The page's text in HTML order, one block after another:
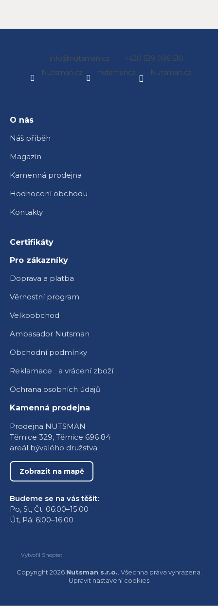
info@nutsman.cz
+420 539 096 510
Nutsman.cz
nutsmancz Nutsman.cz
O nás
Náš příběh
Magazín
Kamenná prodejna
Hodnocení obchodu
Kontakty
Certifikáty
Pro zákazníky
Doprava a platba
Věrnostní program
Velkoobchod
Ambasador Nutsman
Obchodní podmínky
Reklamace a vrácení zboží
Ochrana osobních údajů
Kamenná prodejna
Prodejna NUTSMAN
Těmice 329, Těmice 696 84
areál bývalého družstva
Zobrazit na mapě
Budeme se na vás těšit:
Po, St, Čt: 06:00–15:00
Út, Pá: 6:00–16:00
Vytvořil Shoptet
Copyright 2026 Nutsman s.r.o.. Všechna práva vyhrazena.
Upravit nastavení cookies